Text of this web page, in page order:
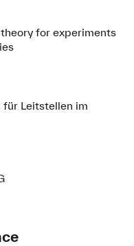
for experiments
für Leitstellen im